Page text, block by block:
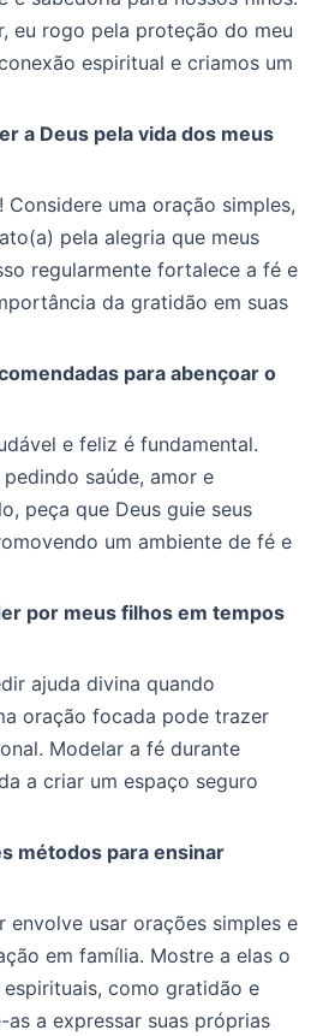
eu rogo pela proteção do meu
espiritual e criamos um
a Deus pela vida dos meus
Considere uma oração simples,
pela alegria que meus
regularmente fortalece a fé e
da gratidão em suas
para abençoar o
e feliz é fundamental.
saúde, amor e
peça que Deus guie seus
um ambiente de fé e
por meus filhos em tempos
ajuda divina quando
oração focada pode trazer
Modelar a fé durante
a criar um espaço seguro
métodos para ensinar
envolve usar orações simples e
em família. Mostre a elas o
como gratidão e
a expressar suas próprias